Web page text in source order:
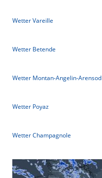
Wetter Vareille
Wetter Betende
Wetter Montan-Angelin-Arensod
Wetter Poyaz
Wetter Champagnole